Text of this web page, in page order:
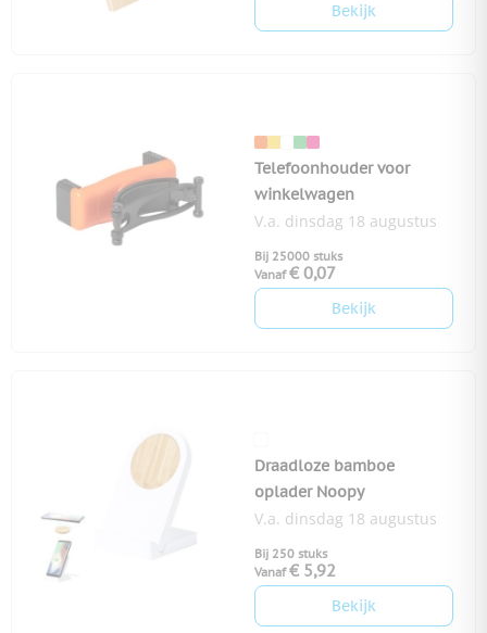
Bekijk
Telefoonhouder voor
winkelwagen
V.a. dinsdag 18 augustus
Bij 25000 stuks
Vanaf € 0,07
Bekijk
Draadloze bamboe
oplader Noopy
V.a. dinsdag 18 augustus
Bij 250 stuks
Vanaf € 5,92
Bekijk